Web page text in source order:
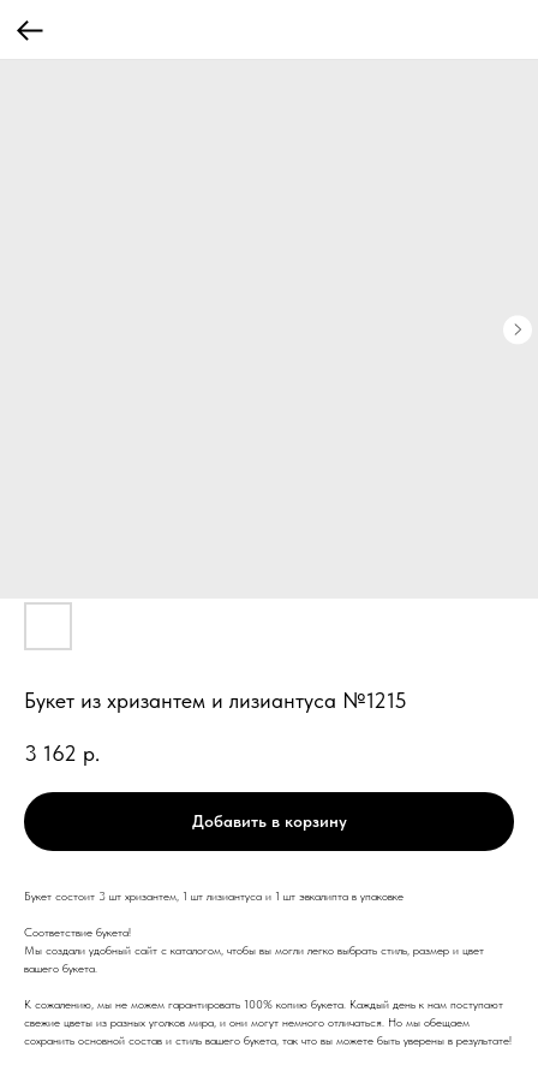
Букет из хризантем и лизиантуса №1215
3 162 р.
Добавить в корзину
Букет состоит 3 шт хризантем, 1 шт лизиантуса и 1 шт эвкалипта в упаковке
Соответствие букета!
Мы создали удобный сайт с каталогом, чтобы вы могли легко выбрать стиль, размер и цвет
вашего букета.
К сожалению, мы не можем гарантировать 100% копию букета. Каждый день к нам поступают
свежие цветы из разных уголков мира, и они могут немного отличаться. Но мы обещаем
сохранить основной состав и стиль вашего букета, так что вы можете быть уверены в результате!